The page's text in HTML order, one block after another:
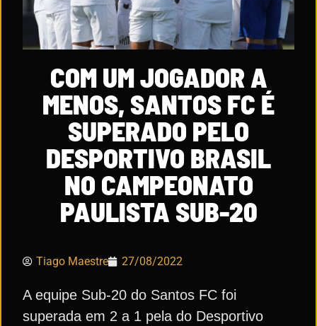
COM UM JOGADOR A
MENOS, SANTOS FC É
SUPERADO PELO
DESPORTIVO BRASIL
NO CAMPEONATO
PAULISTA SUB-20
Tiago Maestre 27/08/2022
A equipe Sub-20 do Santos FC foi
superada em 2 a 1 pela do Desportivo